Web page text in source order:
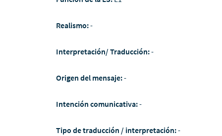
Realismo:-
Interpretación/ Traducción:-
Origen del mensaje:-
Intención comunicativa:-
Tipo de traducción / interpretación:-